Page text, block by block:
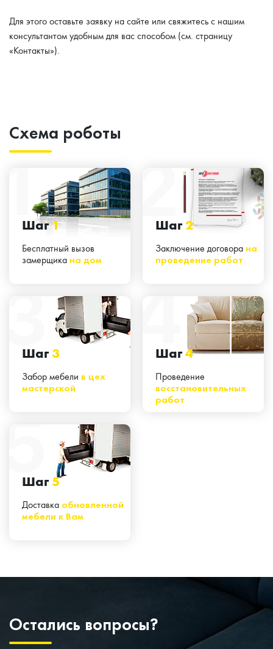
Для этого оставьте заявку на сайте или свяжитесь с нашим
консультантом удобным для вас способом (см. страницу
«Контакты»).
Схема роботы
Шаг1
Бесплатный вызов
замерщика на дом
Шаг2
Заключение договора на
проведение работ
Шаг3
Забор мебели в цех
мастерской
Шаг4
Проведение
восстановительных
работ
Шаг5
Доставка обновленной
мебели к Вам
Остались вопросы?